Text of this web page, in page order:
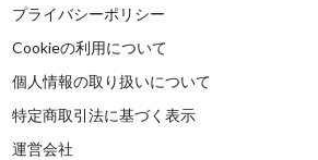
プライバシーポリシー
Cookieの利用について
個人情報の取り扱いについて
特定商取引法に基づく表示
運営会社